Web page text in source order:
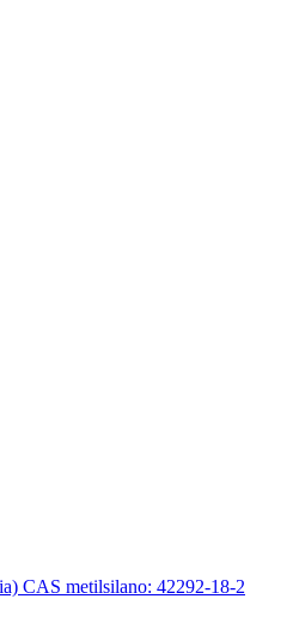
CAS metilsilano: 42292-18-2